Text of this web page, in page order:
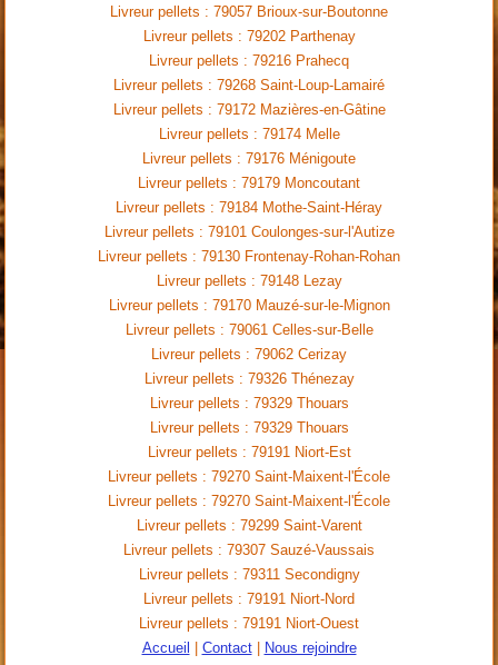
Livreur pellets : 79057 Brioux-sur-Boutonne
Livreur pellets : 79202 Parthenay
Livreur pellets : 79216 Prahecq
Livreur pellets : 79268 Saint-Loup-Lamairé
Livreur pellets : 79172 Mazières-en-Gâtine
Livreur pellets : 79174 Melle
Livreur pellets : 79176 Ménigoute
Livreur pellets : 79179 Moncoutant
Livreur pellets : 79184 Mothe-Saint-Héray
Livreur pellets : 79101 Coulonges-sur-l'Autize
Livreur pellets : 79130 Frontenay-Rohan-Rohan
Livreur pellets : 79148 Lezay
Livreur pellets : 79170 Mauzé-sur-le-Mignon
Livreur pellets : 79061 Celles-sur-Belle
Livreur pellets : 79062 Cerizay
Livreur pellets : 79326 Thénezay
Livreur pellets : 79329 Thouars
Livreur pellets : 79329 Thouars
Livreur pellets : 79191 Niort-Est
Livreur pellets : 79270 Saint-Maixent-l'École
Livreur pellets : 79270 Saint-Maixent-l'École
Livreur pellets : 79299 Saint-Varent
Livreur pellets : 79307 Sauzé-Vaussais
Livreur pellets : 79311 Secondigny
Livreur pellets : 79191 Niort-Nord
Livreur pellets : 79191 Niort-Ouest
Accueil
Contact|
Nous rejoindre